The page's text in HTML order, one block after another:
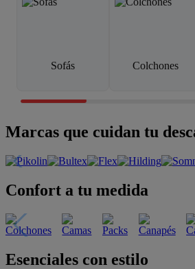
Sofás Colchones
Marcas que cuidan tu
Confort a tu medida
Esenciales con estilo